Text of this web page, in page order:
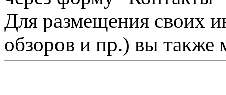
Для размещения своих
обзоров и пр.) вы также